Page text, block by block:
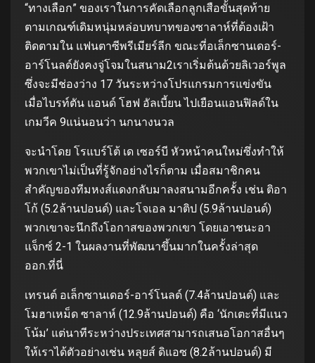
“ทางเลือก” ของเราในการคัดเลือกลูกเสือขั้นสุดท้าย
ตามเกณฑ์เดิมหนุ่มหล่อบทบาทของซาลาห์ที่ต้องเฝ้า
ติดตามใน แฟนตาซีพรีเมียร์ลีก ขณะที่อเล็กซานเดอร์-
อาร์โนลด์ยังคงจู่โจมในสนาม2เราเริ่มต้นด้วยลิเวอร์พูล
ซึ่งจะมีช่องว่าง 17 วันระหว่างโปรแกรมการแข่งขัน
เมื่อไบรท์ตัน แอนด์ โฮฟ อัลเบี้ยน ไปเยือนแอนฟิลด์ใน
เกมวีค 9แน่นอนว่า นกนางนวล
จะนำโดย โรแบร์โต้ เด เซอร์บี หัวหน้าคนใหม่ซึ่งทำให้
พวกเขาไม่เป็นที่รู้จักอย่างไรก็ตาม เมื่อสมาชิกคน
สำคัญของทีมหงส์แดงกลับมาลงสนามอีกครั้ง เช่น ติอา
โก้ (5.2ล้านปอนด์) และโจเอล มาติป (5.9ล้านปอนด์)
พวกเขาจะนึกถึงโอกาสของพวกเขา โดยเอาชนะอา
แจ็กซ์ 2-1 ในผลงานที่พัฒนาขึ้นมากในครั้งล่าสุด
ออก.ที่นี่
เทรนต์ อเล็กซานเดอร์-อาร์โนลด์ (7.4ล้านปอนด์) และ
โมฮาเหม็ด ซาลาห์ (12.9ล้านปอนด์) คือ ‘นักเตะที่มีแนว
โน้ม’ แต่นาทีระหว่างประเทศสามารถเสนอโอกาสอื่นๆ
ให้เราได้ตัวอย่างเช่น หลุยส์ ดิแอซ (8.2ล้านปอนด์) มี